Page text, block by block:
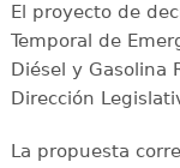
El proyecto de
Temporal de
Diésel y Gasolina
Dirección
La propuesta